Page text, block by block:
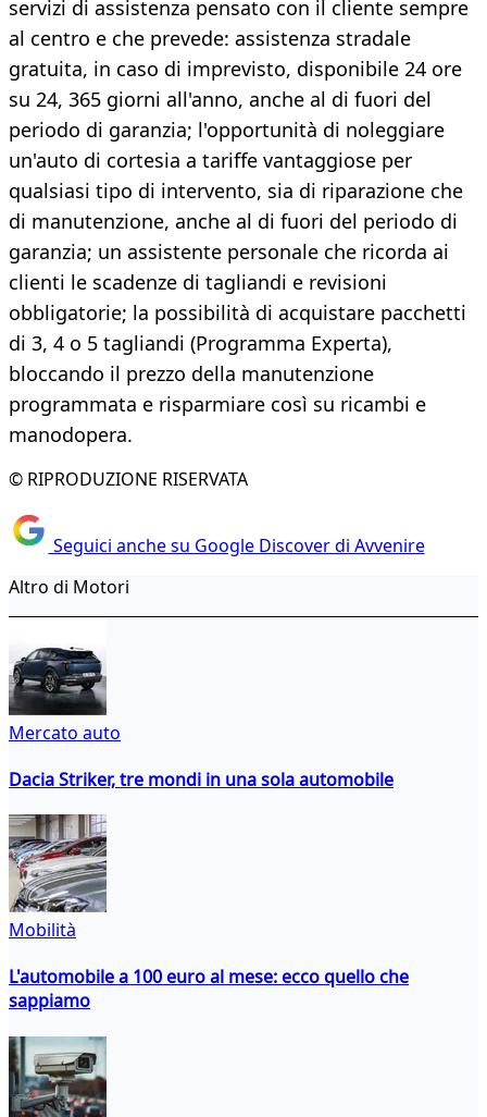
servizi di assistenza pensato con il cliente sempre
al centro e che prevede: assistenza stradale
gratuita, in caso di imprevisto, disponibile 24 ore
su 24, 365 giorni all'anno, anche al di fuori del
periodo di garanzia; l'opportunità di noleggiare
un'auto di cortesia a tariffe vantaggiose per
qualsiasi tipo di intervento, sia di riparazione che
di manutenzione, anche al di fuori del periodo di
garanzia; un assistente personale che ricorda ai
clienti le scadenze di tagliandi e revisioni
obbligatorie; la possibilità di acquistare pacchetti
di 3, 4 o 5 tagliandi (Programma Experta),
bloccando il prezzo della manutenzione
programmata e risparmiare così su ricambi e
manodopera.
© RIPRODUZIONE RISERVATA
Seguici anche su Google Discover di Avvenire
Altro di Motori
Mercato auto
Dacia Striker, tre mondi in una sola automobile
Mobilità
L'automobile a 100 euro al mese: ecco quello che
sappiamo